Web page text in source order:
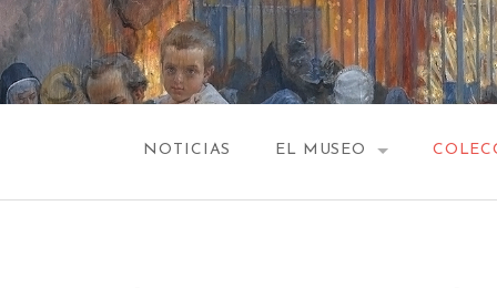
Saltar
al
contenido
NOTICIAS EL MUSEO